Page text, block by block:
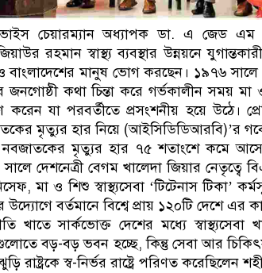
চেয়ারম্যান অধ্যাপক ডা. এ জেড এম
রহমান স্বাস্থ্য ব্যবস্থার উন্নয়নে
মানুষ ভোগ করছেন। ১৯৭৬ সালে
জনগোষ্ঠী কথা চিন্তা করে গর্ভকালীন সময়
করেন যা পরবর্তীতে প্রসংশনীয় হয়ে উঠে।
মৃত্যুর হার নিয়ে (আইসিডিডিআরবি)’র
মৃত্যুর হার ৭৫ শতাংশে কমে
দেশনেত্রী বেগম খালেদা জিয়ার নেতৃত্বে
মা ও শিশু স্বাস্থ্যসেবা ‘টিটেনাস টিকা’
বর্তমানে বিশ্বে প্রায় ১২০টি দেশে এর
খাতে সার্কভোক্ত দেশের মধ্যে
বড়-বড় ভবন হচ্ছে, কিন্তু সেবা আর
রাষ্ট্রকে স্ব-নির্ভর রাষ্ট্রে পরিণত করেছিলেন